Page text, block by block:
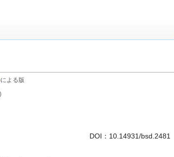
による版
DOI： 10.14931/bsd.2481